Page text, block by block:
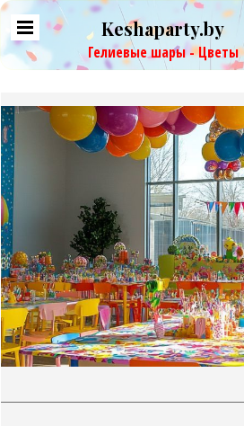
Keshaparty.by
Гелиевые шары - Цветы